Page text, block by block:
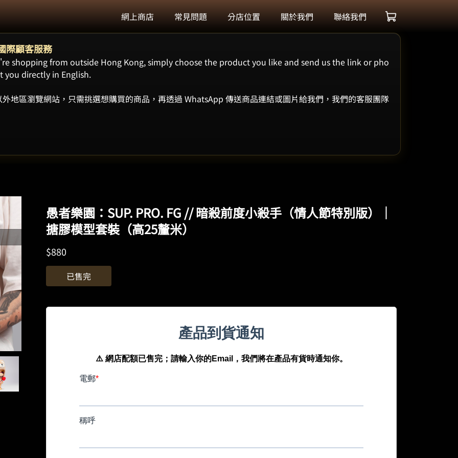
網上商店 常見問題 分店位置 關於我們 聯絡我們
顧客服務
shopping from outside Hong Kong, simply choose the product you like and send us the link or pho
you directly in English.
地區瀏覽網站，只需挑選想購買的商品，再透過 WhatsApp 傳送商品連結或圖片給我們，我們的客服團隊
愚者樂園：SUP. PRO. FG // 暗殺前度小殺手（情人節特別版）｜
搪膠模型套裝（高25釐米）
$880
已售完